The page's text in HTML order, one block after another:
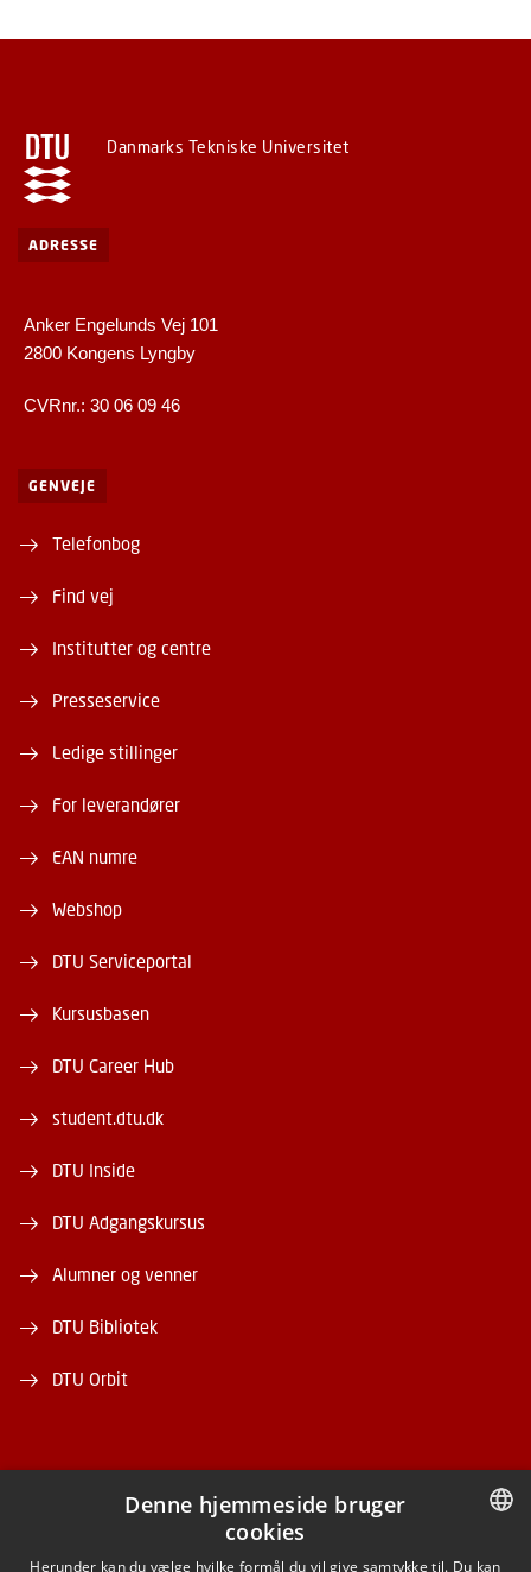
Danmarks Tekniske Universitet
ADRESSE
Anker Engelunds Vej 101
2800 Kongens Lyngby
CVRnr.: 30 06 09 46
GENVEJE
Telefonbog
Find vej
Institutter og centre
Presseservice
Ledige stillinger
For leverandører
EAN numre
Webshop
DTU Serviceportal
Kursusbasen
DTU Career Hub
student.dtu.dk
DTU Inside
DTU Adgangskursus
Alumner og venner
DTU Bibliotek
DTU Orbit
FACEBOOK
DANISH
Denne hjemmeside bruger
cookies
Herunder kan du vælge hvilke formål du vil give samtykke til. Du kan